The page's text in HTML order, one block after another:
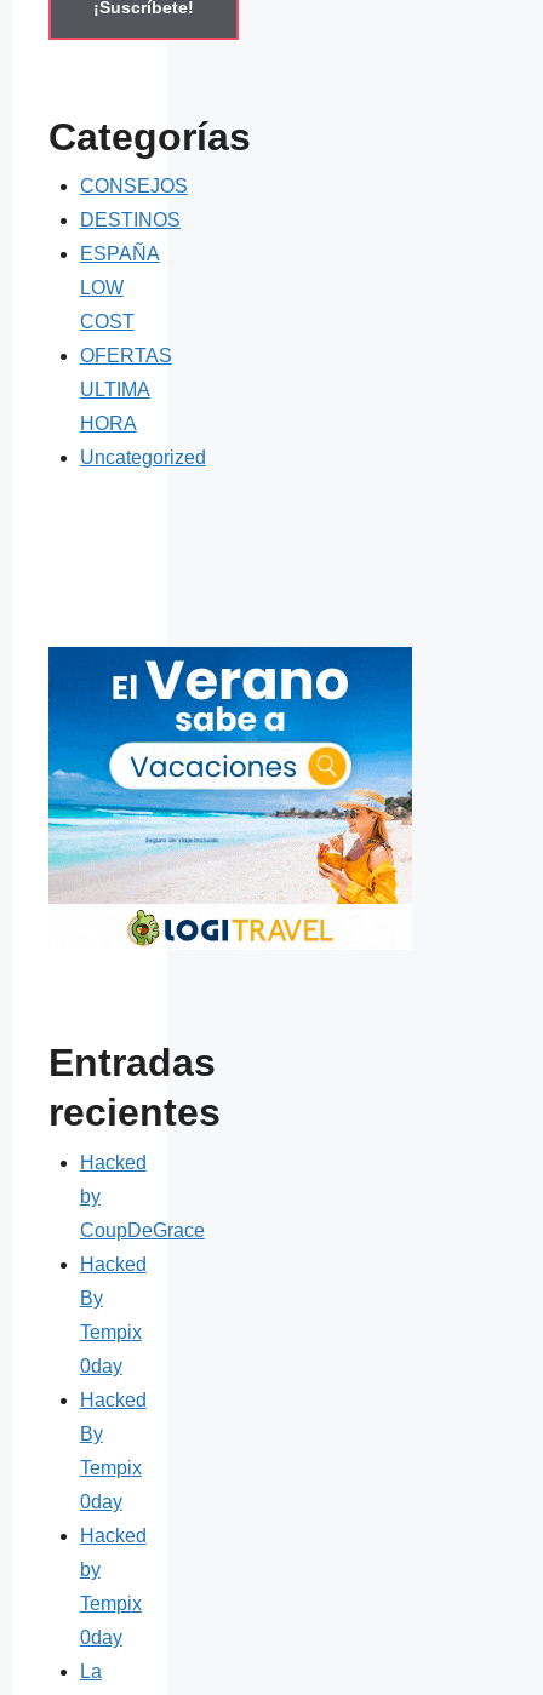
Categorías
CONSEJOS
DESTINOS
ESPAÑA
LOW
COST
OFERTAS
ULTIMA
HORA
Uncategorized
Entradas
recientes
Hacked
by
CoupDeGrace
Hacked
By
Tempix
0day
Hacked
By
Tempix
0day
Hacked
by
Tempix
0day
La